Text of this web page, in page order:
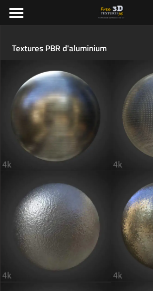
Textures PBR d'aluminium